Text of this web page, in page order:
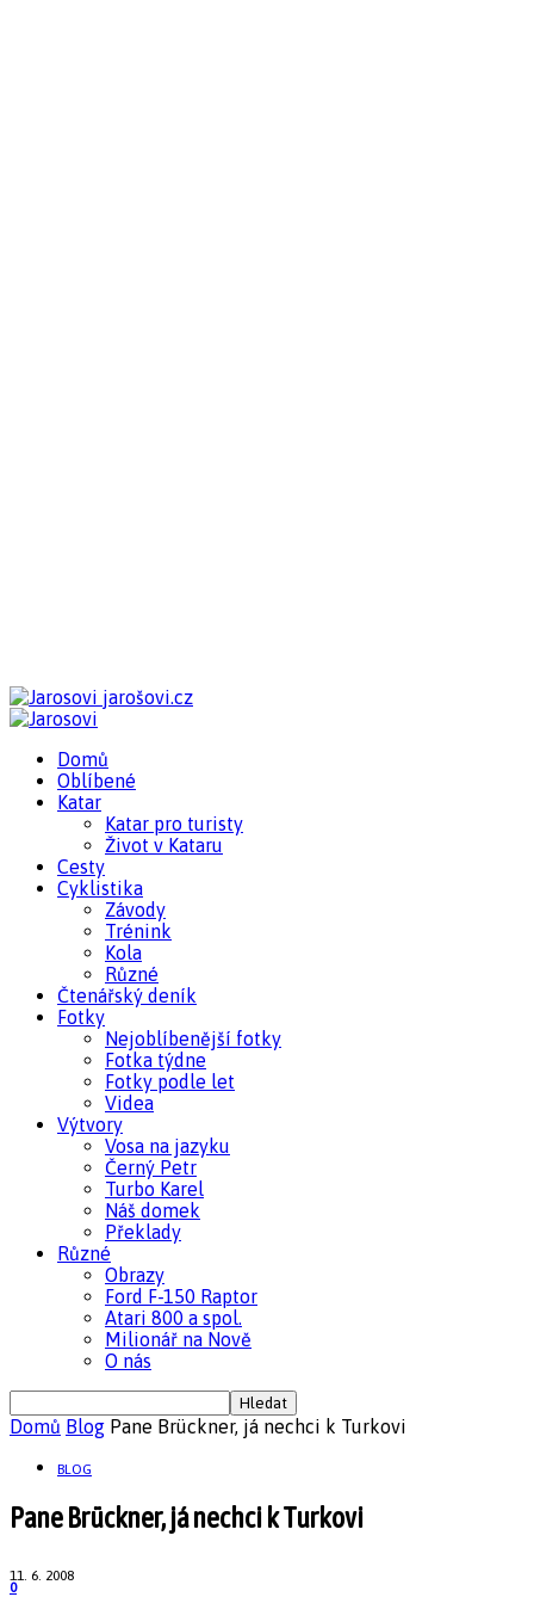
jarošovi.cz
Domů
Oblíbené
Katar
Katar pro turisty
Život v Kataru
Cesty
Cyklistika
Závody
Trénink
Kola
Různé
Čtenářský deník
Fotky
Nejoblíbenější fotky
Fotka týdne
Fotky podle let
Videa
Výtvory
Vosa na jazyku
Černý Petr
Turbo Karel
Náš domek
Překlady
Různé
Obrazy
Ford F-150 Raptor
Atari 800 a spol.
Milionář na Nově
O nás
Domů Blog Pane Brückner, já nechci k Turkovi
BLOG
Pane Brückner, já nechci k Turkovi
11. 6. 2008
0